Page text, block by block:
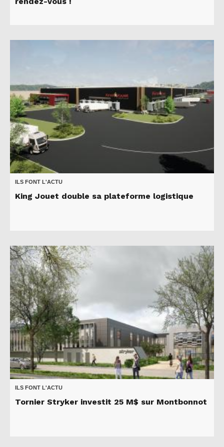
ILS FONT L'ACTU
King Jouet double sa plateforme logistique
ILS FONT L'ACTU
Tornier Stryker investit 25 M$ sur Montbonnot